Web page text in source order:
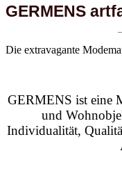
Die extravagante
und
Individualität,